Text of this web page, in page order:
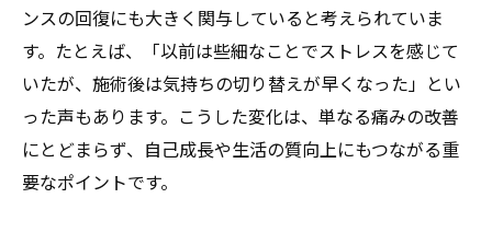
ンスの回復にも大きく関与していると考えられていま
す。たとえば、「以前は些細なことでストレスを感じて
いたが、施術後は気持ちの切り替えが早くなった」とい
った声もあります。こうした変化は、単なる痛みの改善
にとどまらず、自己成長や生活の質向上にもつながる重
要なポイントです。